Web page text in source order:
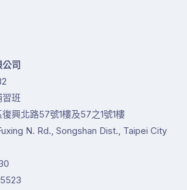
司
班
興北路57號1樓及57之1號1樓
N. Rd., Songshan Dist., Taipei City